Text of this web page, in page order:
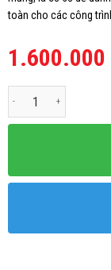
toàn cho các công
1.600.000
Gá uốn mẫu vữa xi